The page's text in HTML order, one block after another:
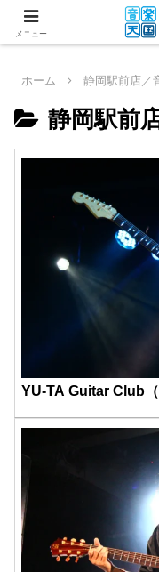
ホーム 静岡駅前店／
静岡駅前
YU-TA Guitar Club（
メニュー